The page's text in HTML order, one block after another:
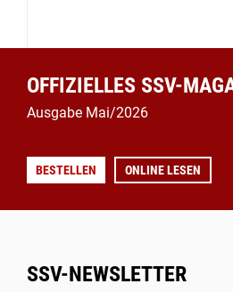
OFFIZIELLES SSV-
Ausgabe Mai/2026
BESTELLEN ONLINE LESEN
SSV-NEWSLETTER